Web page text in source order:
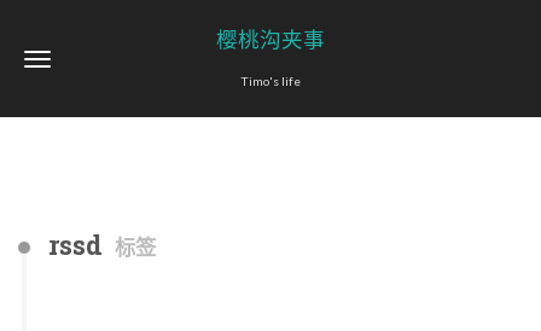
樱桃沟夹事
Timo's life
rssd 标签